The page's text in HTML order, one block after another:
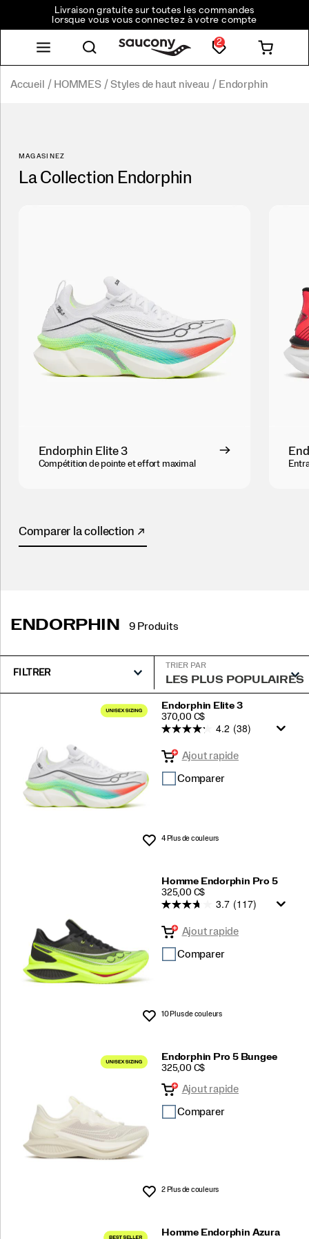
Livraison gratuite sur toutes les commandes
lorsque vous vous connectez à votre compte
2
Accueil HOMMES Styles de haut niveau Endorphin
MAGASINEZ
La Collection Endorphin
Endorphin Elite 3
Compétition de pointe et effort maximal
View
Comparer la collection →
ENDORPHIN 9 Produits
FILTRER
TRIER PAR
Endorphin Elite 3
PRICE
370,00 C$
Liste de souhaits
4.2 (38)
Ajout rapide
Comparer
4 Plus de couleurs
Homme Endorphin Pro 5
PRICE
325,00 C$
Liste de souhaits
3.7 (117)
Ajout rapide
Comparer
10 Plus de couleurs
Endorphin Pro 5 Bungee
PRICE
325,00 C$
Liste de souhaits
Ajout rapide
Comparer
2 Plus de couleurs
Homme Endorphin Azura